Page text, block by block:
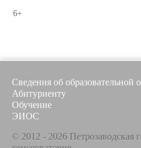
6+
Сведения об образовательной
Абитуриенту
Обучение
ЭИОС
© 2012 - 2026 Петрозаводская